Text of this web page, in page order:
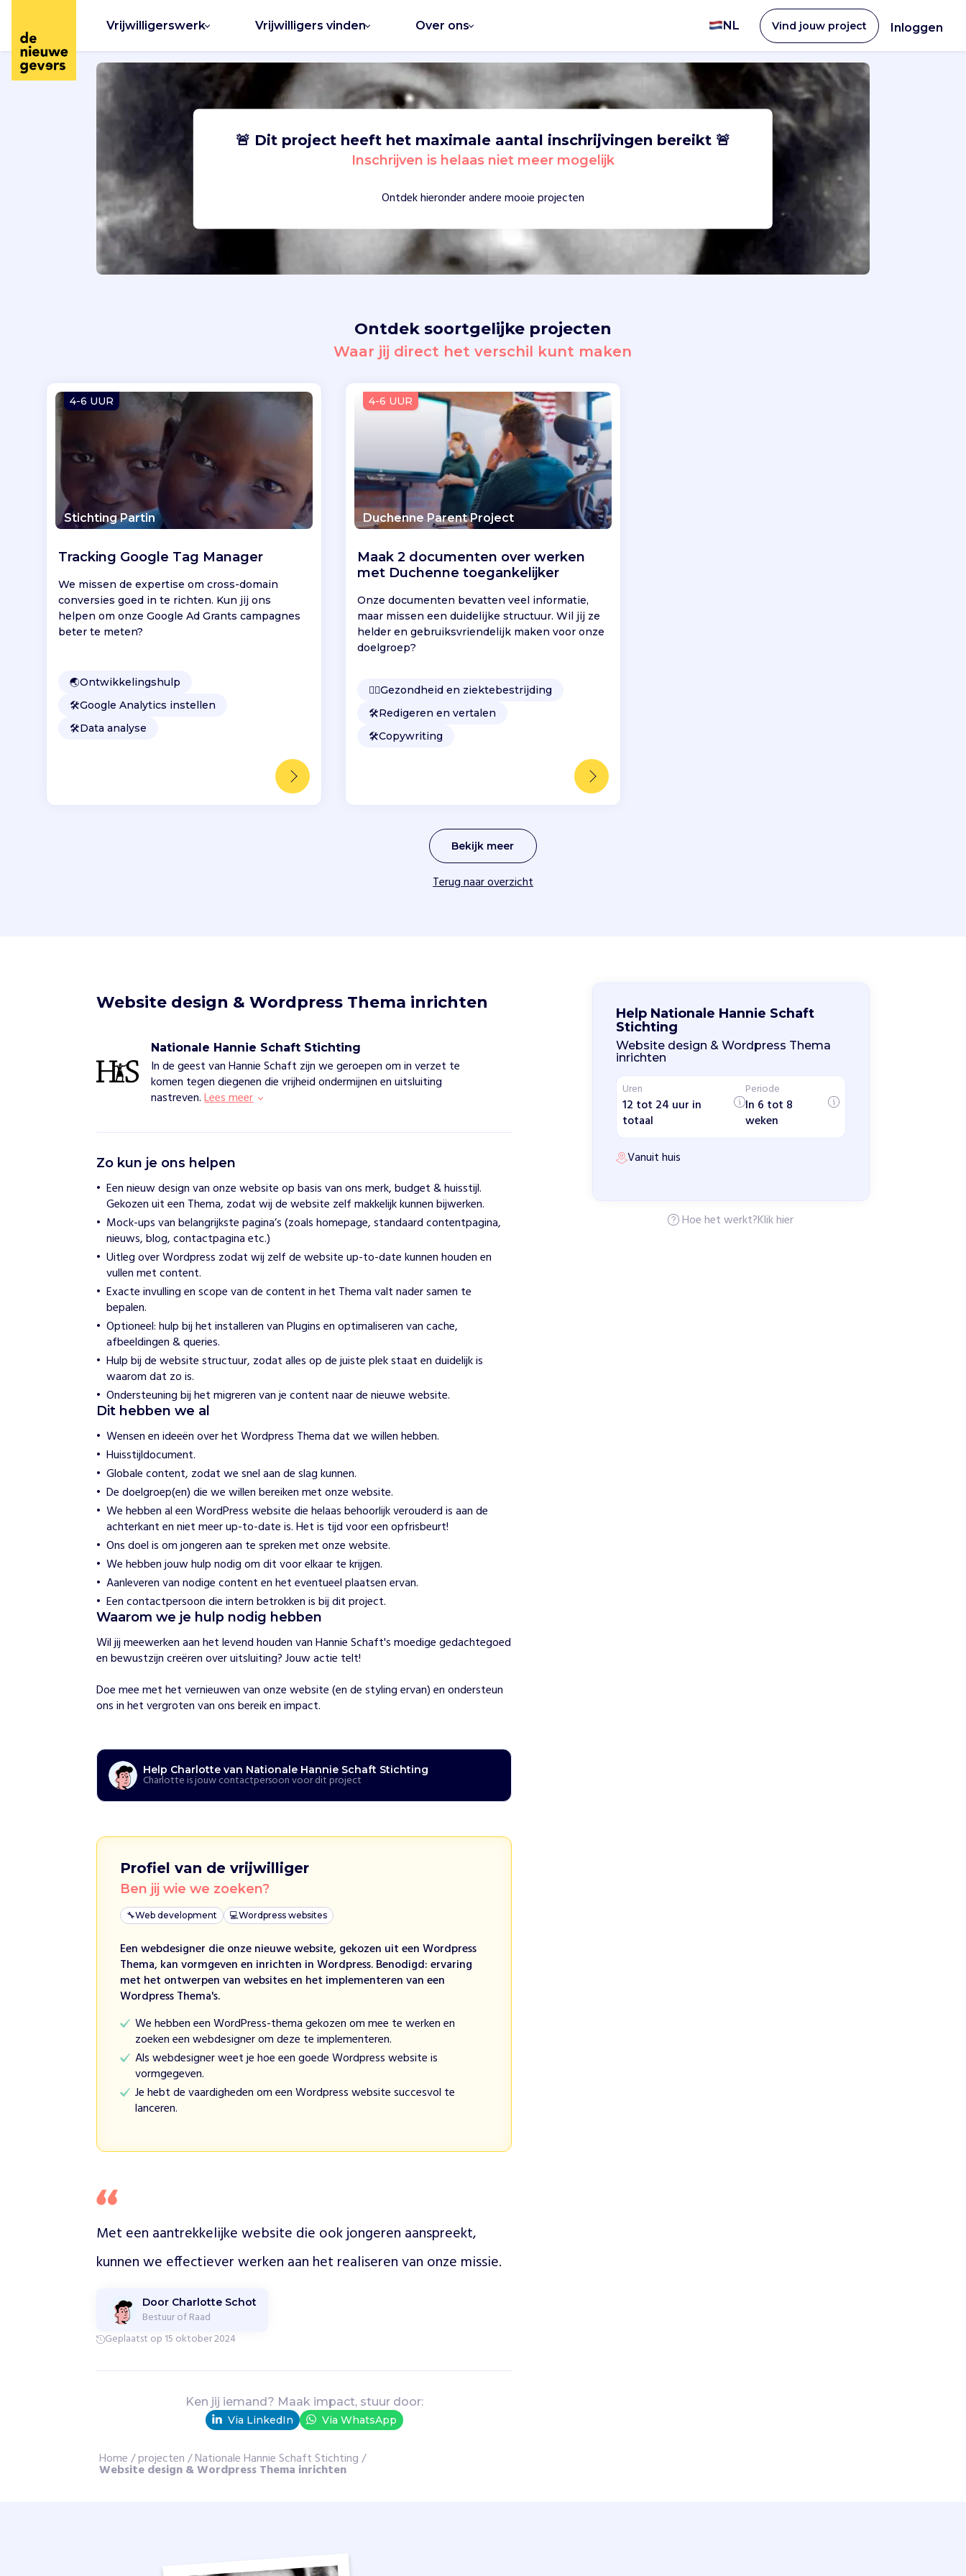
Vrijwilligerswerk Vrijwilligers vinden Over ons NL Vind jouw project Inloggen
🚨 Dit project heeft het maximale aantal inschrijvingen bereikt 🚨
Inschrijven is helaas niet meer mogelijk
Ontdek hieronder andere mooie projecten
Ontdek soortgelijke projecten
Waar jij direct het verschil kunt maken
4-6 UUR
Stichting Partin
Tracking Google Tag Manager
We missen de expertise om cross-domain
conversies goed in te richten. Kun jij ons
helpen om onze Google Ad Grants campagnes
beter te meten?
🌏Ontwikkelingshulp
🛠️Google Analytics instellen
🛠️Data analyse
4-6 UUR
Duchenne Parent Project
Maak 2 documenten over werken
met Duchenne toegankelijker
Onze documenten bevatten veel informatie,
maar missen een duidelijke structuur. Wil jij ze
helder en gebruiksvriendelijk maken voor onze
doelgroep?
👩‍⚕️Gezondheid en ziektebestrijding
🛠️Redigeren en vertalen
🛠️Copywriting
Bekijk meer
Terug naar overzicht
Website design & Wordpress Thema inrichten
Nationale Hannie Schaft Stichting
In de geest van Hannie Schaft zijn we geroepen om in verzet te
komen tegen diegenen die vrijheid ondermijnen en uitsluiting
nastreven.Lees meer
a
i
o
n
a
l
e
H
a
n
i
e
S
c
h
a
f
S
t
c
h
t
i
n
g
H
o
e
w
j
h
p
e
a
n
n
i
S
h
r
o
d
e
h
–
w
e
Zo kun je ons helpen
Een nieuw design van onze website op basis van ons merk, budget & huisstijl.
Gekozen uit een Thema, zodat wij de website zelf makkelijk kunnen bijwerken.
Mock-ups van belangrijkste pagina’s (zoals homepage, standaard contentpagina,
nieuws, blog, contactpagina etc.)
Uitleg over Wordpress zodat wij zelf de website up-to-date kunnen houden en
vullen met content.
Exacte invulling en scope van de content in het Thema valt nader samen te
bepalen.
Optioneel: hulp bij het installeren van Plugins en optimaliseren van cache,
afbeeldingen & queries.
Hulp bij de website structuur, zodat alles op de juiste plek staat en duidelijk is
waarom dat zo is.
Ondersteuning bij het migreren van je content naar de nieuwe website.
Dit hebben we al
Wensen en ideeën over het Wordpress Thema dat we willen hebben.
Huisstijldocument.
Globale content, zodat we snel aan de slag kunnen.
De doelgroep(en) die we willen bereiken met onze website.
We hebben al een WordPress website die helaas behoorlijk verouderd is aan de
achterkant en niet meer up-to-date is. Het is tijd voor een opfrisbeurt!
Ons doel is om jongeren aan te spreken met onze website.
We hebben jouw hulp nodig om dit voor elkaar te krijgen.
Aanleveren van nodige content en het eventueel plaatsen ervan.
Een contactpersoon die intern betrokken is bij dit project.
Waarom we je hulp nodig hebben
Wil jij meewerken aan het levend houden van Hannie Schaft's moedige gedachtegoed
en bewustzijn creëren over uitsluiting? Jouw actie telt!
Doe mee met het vernieuwen van onze website (en de styling ervan) en ondersteun
ons in het vergroten van ons bereik en impact.
Help Charlotte van Nationale Hannie Schaft Stichting
Charlotte is jouw contactpersoon voor dit project
Profiel van de vrijwilliger
Ben jij wie we zoeken?
🔧Web development 💻Wordpress websites
Een webdesigner die onze nieuwe website, gekozen uit een Wordpress
Thema, kan vormgeven en inrichten in Wordpress. Benodigd: ervaring
met het ontwerpen van websites en het implementeren van een
Wordpress Thema's.
We hebben een WordPress-thema gekozen om mee te werken en
zoeken een webdesigner om deze te implementeren.
Als webdesigner weet je hoe een goede Wordpress website is
vormgegeven.
Je hebt de vaardigheden om een Wordpress website succesvol te
lanceren.
Met een aantrekkelijke website die ook jongeren aanspreekt,
kunnen we effectiever werken aan het realiseren van onze missie.
Door Charlotte Schot
Bestuur of Raad
Geplaatst op 15 oktober 2024
Ken jij iemand? Maak impact, stuur door:
Via LinkedIn Via WhatsApp
Home /projecten /Nationale Hannie Schaft Stichting /
Website design & Wordpress Thema inrichten
Help Nationale Hannie Schaft
Stichting
Website design & Wordpress Thema
inrichten
Uren
12 tot 24 uur in
totaal
Periode
In 6 tot 8
weken
Vanuit huis
Hoe het werkt?Klik hier